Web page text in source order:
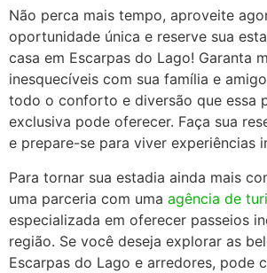
Não perca mais tempo, aproveite
oportunidade única e reserve sua
casa em Escarpas do Lago! Garanta
inesquecíveis com sua família e
todo o conforto e diversão que essa
exclusiva pode oferecer. Faça sua
e prepare-se para viver experiências
Para tornar sua estadia ainda mais
uma parceria com uma agência de
especializada em oferecer passeios
região. Se você deseja explorar as
Escarpas do Lago e arredores, pode